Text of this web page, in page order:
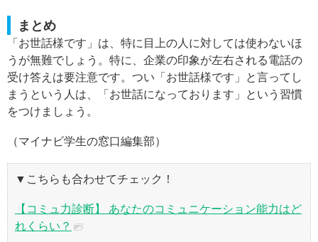
まとめ
「お世話様です」は、特に目上の人に対しては使わないほ
うが無難でしょう。特に、企業の印象が左右される電話の
受け答えは要注意です。つい「お世話様です」と言ってし
まうという人は、「お世話になっております」という習慣
をつけましょう。
（マイナビ学生の窓口編集部）
▼こちらも合わせてチェック！
【コミュ力診断】 あなたのコミュニケーション能力はど
れくらい？